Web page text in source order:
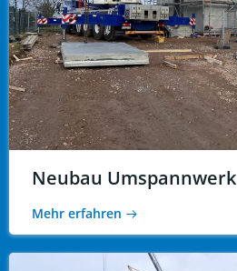
Neubau Umspannwerk
Mehr erfahren